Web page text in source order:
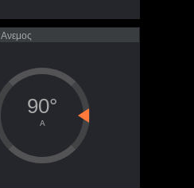
Ανεμος
90°
A